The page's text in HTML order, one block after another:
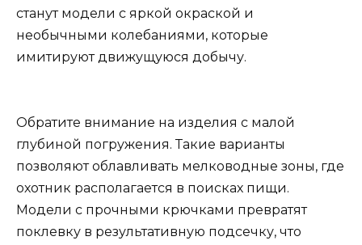
станут модели с яркой окраской и
необычными колебаниями, которые
имитируют движущуюся добычу.
Обратите внимание на изделия с малой
глубиной погружения. Такие варианты
позволяют облавливать мелководные зоны, где
охотник располагается в поисках пищи.
Модели с прочными крючками превратят
поклевку в результативную подсечку, что